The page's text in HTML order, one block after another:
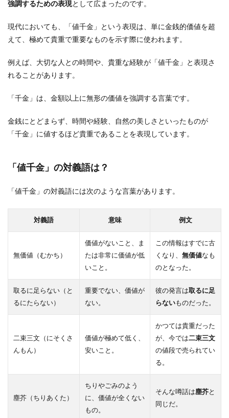
強調するための表現として広まったのです。
現代においても、「値千金」という表現は、単に金銭的価値を超
えて、極めて貴重で重要なものを示す際に使われます。
例えば、大切な人との時間や、貴重な経験が「値千金」と表現さ
れることがあります。
「千金」は、金額以上に無形の価値を強調する言葉です。
金銭にとどまらず、時間や経験、自然の美しさといったものが
「千金」に値するほど貴重であることを表現しています。
「値千金」の対義語は？
「値千金」の対義語には次のような言葉があります。
対義語 意味 例文
無価値（むかち）
価値がないこと、ま
たは非常に価値が低
いこと。
この情報はすでに古
くなり、 無価値なも
のとなった。
取るに足らない（と
るにたらない）
重要でない、価値が
ない。
彼の発言は取るに足
らないものだった。
二束三文（にそくさ
んもん）
価値が極めて低く、
安いこと。
かつては貴重だった
が、今では二束三文
の値段で売られてい
る。
塵芥（ちりあくた）
ちりやごみのよう
に、価値が全くない
もの。
そんな噂話は塵芥と
同じだ。